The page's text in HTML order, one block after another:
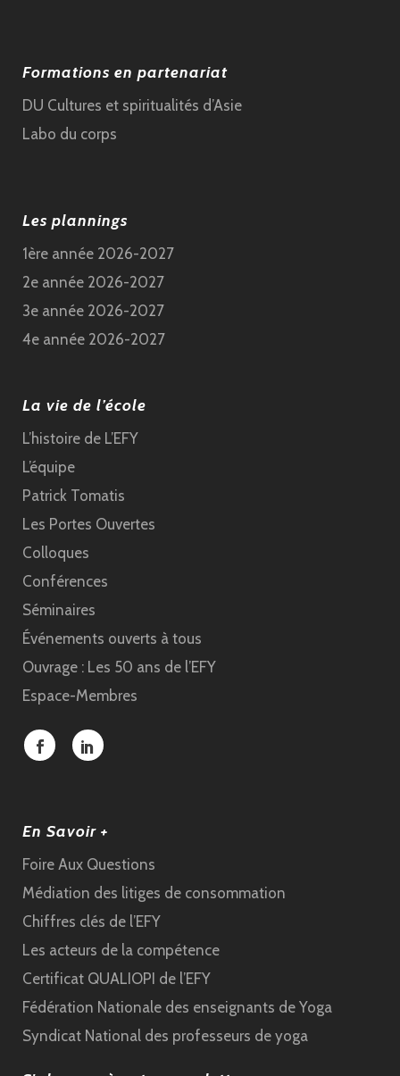
Formations en partenariat
DU Cultures et spiritualités d’Asie
Labo du corps
Les plannings
1ère année 2026-2027
2e année 2026-2027
3e année 2026-2027
4e année 2026-2027
La vie de l’école
L’histoire de L’EFY
L’équipe
Patrick Tomatis
Les Portes Ouvertes
Colloques
Conférences
Séminaires
Événements ouverts à tous
Ouvrage : Les 50 ans de l’EFY
Espace-Membres
En Savoir +
Foire Aux Questions
Médiation des litiges de consommation
Chiffres clés de l’EFY
Les acteurs de la compétence
Certificat QUALIOPI de l’EFY
Fédération Nationale des enseignants de Yoga
Syndicat National des professeurs de yoga